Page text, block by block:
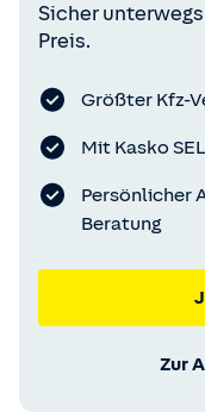
Sicher
Preis.
Größter Kfz-
Mit Kasko
Persönlicher
Beratung
Zur